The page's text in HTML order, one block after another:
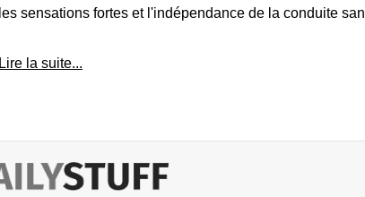
les sensations fortes et l'indépendance de la conduite
Lire la suite...